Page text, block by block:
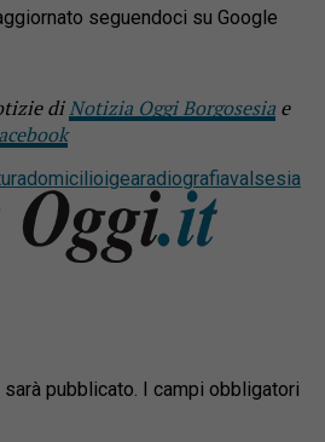
seguendoci su Google
diNotizia Oggi Borgosesia e
domicilioigearadiografiavalsesia
sarà pubblicato.
I campi obbligatori